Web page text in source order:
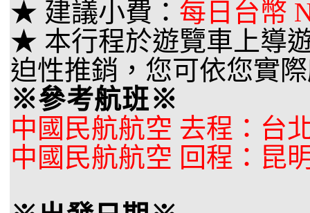
★ 建議小費： 每日台幣
★ 本行程於遊覽車上導
迫性推銷，您可依您實
※參考航班※
中國民航航空 去程：台
中國民航航空 回程：昆